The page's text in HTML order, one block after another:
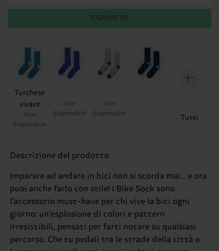
Turchese
vivace
Non
disponibile
Non
disponibile
Non
disponibile
Tutti
Descrizione del prodotto
Imparare ad andare in bici non si scorda mai… e ora
puoi anche farlo con stile! I Bike Sock sono
l’accessorio must-have per chi vive la bici ogni
giorno: un’esplosione di colori e pattern
irresistibili, pensati per farti notare su qualsiasi
percorso. Che tu pedali tra le strade della città o